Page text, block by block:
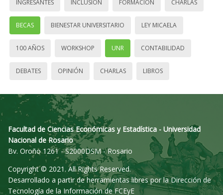
INGRESANTES INCLUSIÓN FORMACIÓN CHARLAS
BECAS BIENESTAR UNIVERSITARIO LEY MICAELA
100 AÑOS WORKSHOP UNR CONTABILIDAD
DEBATES OPINIÓN CHARLAS LIBROS
Facultad de Ciencias Económicas y Estadística - Universidad
Nacional de Rosario
Bv. Oroño 1261 - S2000DSM - Rosario
Copyright © 2021. All Rights Reserved.
Desarrollado a partir de herramientas libres por la Dirección de
Tecnología de la Información de FCEyE